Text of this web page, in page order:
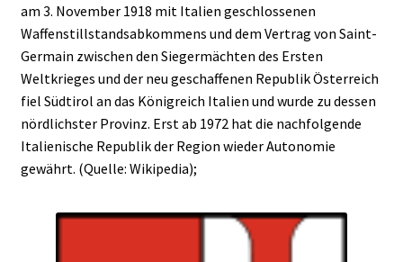
am 3. November 1918 mit Italien geschlossenen
Waffenstillstandsabkommens und dem Vertrag von Saint-
Germain zwischen den Siegermächten des Ersten
Weltkrieges und der neu geschaffenen Republik Österreich
fiel Südtirol an das Königreich Italien und wurde zu dessen
nördlichster Provinz. Erst ab 1972 hat die nachfolgende
Italienische Republik der Region wieder Autonomie
gewährt. (Quelle: Wikipedia);